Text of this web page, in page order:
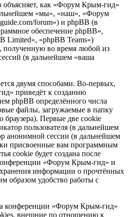
объясняет, как «Форум Крым-гид»
«мы», «наш», «Форум
forum») и phpBB (в
обеспечение phpBB»,
Limited», «phpBB Teams»)
во время любой из
(в дальнейшем «ваша
двумя способами. Во-первых,
приведёт к созданию
phpBB определённого числа
файлы, загружаемые в папку
Первые две cookie
пользователя (в дальнейшем
анонимной сессии (в дальнейшем
присвоенные вам программным
cookie будет создана после
«Форум Крым-гид» и
хранения информации о прочтённых
образом удобство работы с
конференции «Форум Крым-гид»
внешние по отношению к